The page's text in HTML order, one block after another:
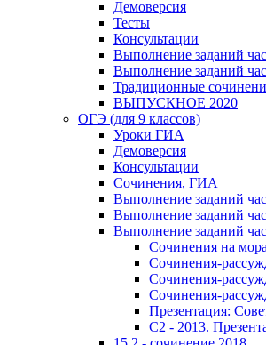
Демоверсия
Тесты
Консультации
Выполнение заданий
Выполнение заданий
Традиционные
ВЫПУСКНОЕ 2020
ОГЭ (для 9 классов)
Уроки ГИА
Демоверсия
Консультации
Сочинения, ГИА
Выполнение заданий
Выполнение заданий
Выполнение заданий
Сочинения на
Сочинения-
Сочинения-
Сочинения-
Презентация:
C2 - 2013.